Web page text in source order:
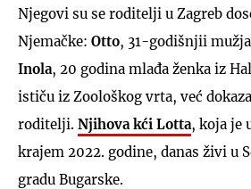
Njegovi su se roditelji u Zagreb
Njemačke: Otto, 31-godišnjii
Inola, 20 godina mlađa ženka iz
ističu iz Zoološkog vrta, već
roditelji. Njihova kći Lotta, koja je
krajem 2022. godine, danas živi u
gradu Bugarske.